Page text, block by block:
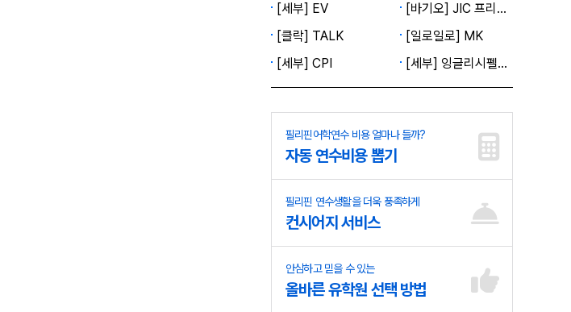
[세부] EV
[바기오] JIC 프리미엄캠퍼스
[클락] TALK
[일로일로] MK
[세부] CPI
[세부] 잉글리시펠라 1캠퍼스
필리핀어학연수 비용 얼마나 들까?
자동 연수비용 뽑기
필리핀 연수생활을 더욱 풍족하게
컨시어지 서비스
안심하고 믿을 수 있는
올바른 유학원 선택 방법